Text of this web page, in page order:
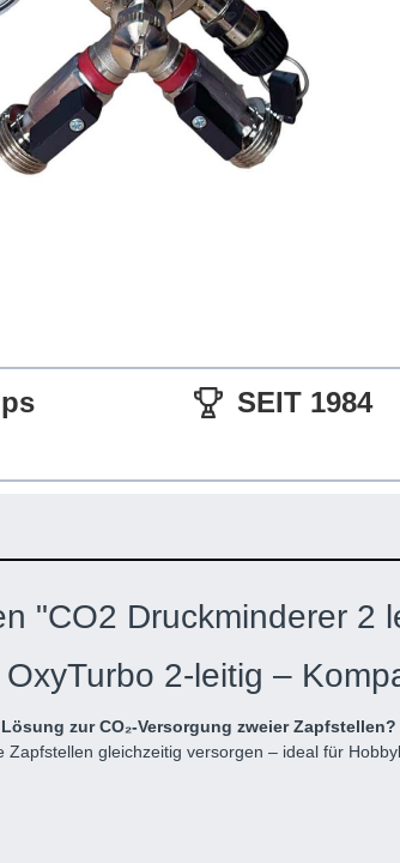
SEIT 1984
"CO2 Druckminderer 2
2-leitig –
zur CO₂-Versorgung zweier Zapfstellen?
gleichzeitig versorgen – ideal für